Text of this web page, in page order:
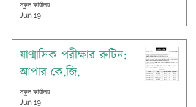
স্কুল কার্যালয়
Jun 19
ষাণ্মাসিক পরীক্ষার রুটিন:
আপার কে.জি.
স্কুল কার্যালয়
Jun 19